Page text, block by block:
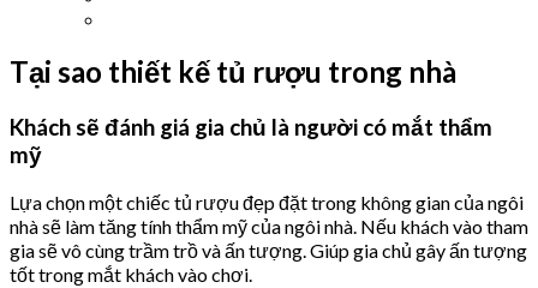
Tại sao thiết kế tủ rượu trong nhà
Khách sẽ đánh giá gia chủ là người có mắt thẩm
mỹ
Lựa chọn một chiếc tủ rượu đẹp đặt trong không gian của ngôi
nhà sẽ làm tăng tính thẩm mỹ của ngôi nhà. Nếu khách vào tham
gia sẽ vô cùng trầm trồ và ấn tượng. Giúp gia chủ gây ấn tượng
tốt trong mắt khách vào chơi.